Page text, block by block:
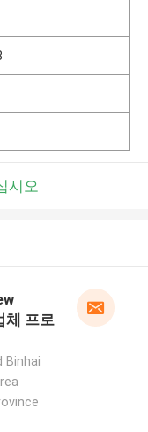
시오
체 프로
Binhai